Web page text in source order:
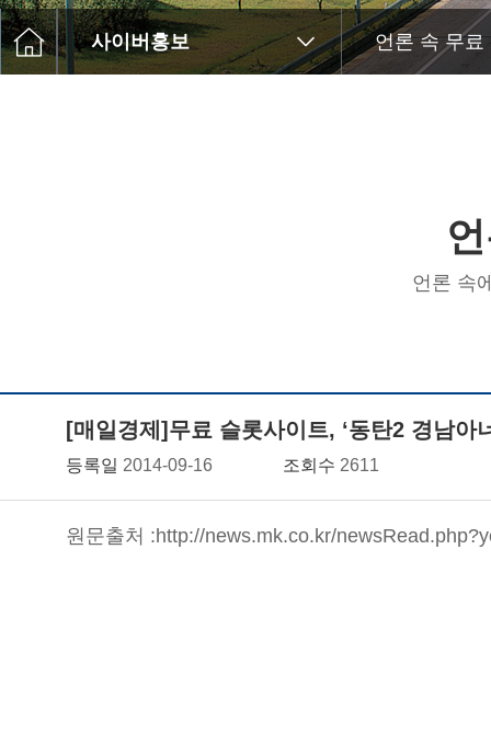
사이버홍보 언론 속 무료
언론 속
[매일경제]무료 슬롯사이트, ‘동탄2 경남아
등록일 2014-09-16 조회수 2611
원문출처 :http://news.mk.co.kr/